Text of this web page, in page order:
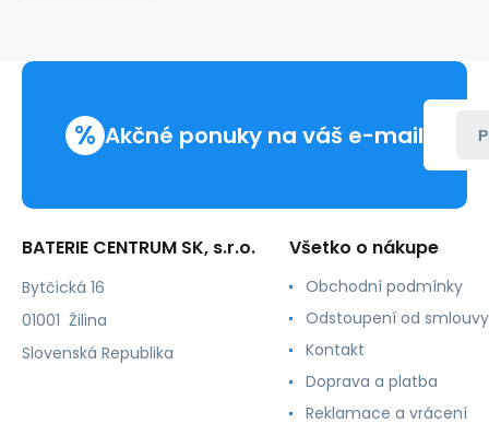
biela
% Akčné ponuky na váš e-mail
BATERIE CENTRUM SK, s.r.o.
Bytčická 16
01001 Žilina
Slovenská Republika
Všetko o nákupe
Obchodní podmínky
Odstoupení od smlouvy
Kontakt
Doprava a platba
Reklamace a vrácení